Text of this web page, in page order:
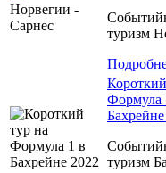
туризм
Формула
туризм